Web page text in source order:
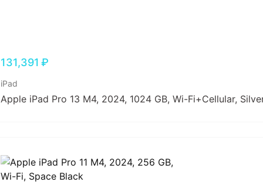
131,391 ₽
iPad
Apple iPad Pro 13 M4, 2024, 1024 GB, Wi-Fi+Cellular,